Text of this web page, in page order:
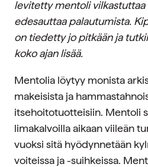
levitetty mentoli vilkastuttaa
edesauttaa palautumista.
on tiedetty jo pitkään ja
koko ajan lisää.
Mentolia löytyy monista
makeisista ja
itsehoitotuotteisiin. Mentoli
limakalvoilla aikaan viileän
vuoksi sitä hyödynnetään
voiteissa ja -suihkeissa.